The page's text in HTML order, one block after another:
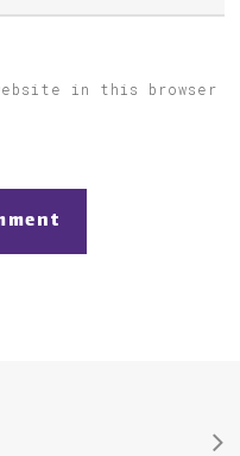
in this browser